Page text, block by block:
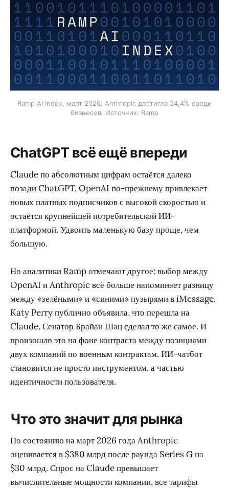
Ramp AI Index, март 2026: Anthropic достигла 24,4% среди
бизнесов. Источник: Ramp
ChatGPT всё ещё впереди
Claude по абсолютным цифрам остаётся далеко
позади ChatGPT. OpenAI по-прежнему привлекает
новых платных подписчиков с высокой скоростью и
остаётся крупнейшей потребительской ИИ-
платформой. Удвоить маленькую базу проще, чем
большую.
Но аналитики Ramp отмечают другое: выбор между
OpenAI и Anthropic всё больше напоминает разницу
между «зелёными» и «синими» пузырями в iMessage.
Katy Perry публично объявила, что перешла на
Claude. Сенатор Брайан Шац сделал то же самое. И
произошло это на фоне контраста между позициями
двух компаний по военным контрактам. ИИ-чатбот
становится не просто инструментом, а частью
идентичности пользователя.
Что это значит для рынка
По состоянию на март 2026 года Anthropic
оценивается в $380 млрд после раунда Series G на
$30 млрд. Спрос на Claude превышает
вычислительные мощности компании, все тарифы